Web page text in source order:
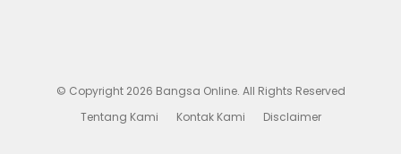
© Copyright 2026 Bangsa Online. All Rights Reserved
Tentang Kami
Kontak Kami Disclaimer